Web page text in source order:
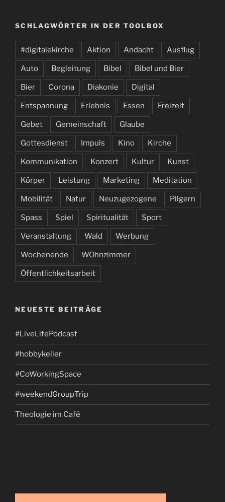
SCHLAGWÖRTER IN DER TOOLBOX
#digitalekirche Aktion Andacht Ausflug
Auto Begleitung Bibel Bibel und Bier
Bier Corona Diakonie Digital
Entspannung Erlebnis Essen Freizeit
Gebet Gemeinschaft Glaube
Gottesdienst Impuls Kino Kirche
Kommunikation Konzert Kultur Kunst
Körper Leistung Marketing Meditation
Mobilität Natur Neuzugezogene Pilgern
Spass Spiel Spiritualität Sport
Veranstaltung Wald Werbung
Wochenende WOhnzimmer
Öffentlichkeitsarbeit
NEUESTE BEITRÄGE
#LiveLifePodcast
#hobbykeller
#CoWorkingSpace
#weekendGroupTrip
Theologie im Café